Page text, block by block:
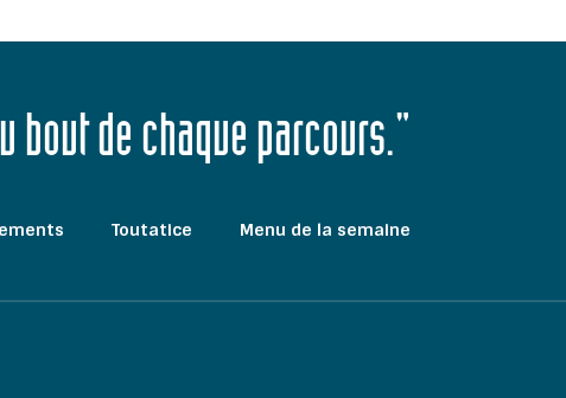
bout de chaque parcours."
Toutatice Menu de la semaine